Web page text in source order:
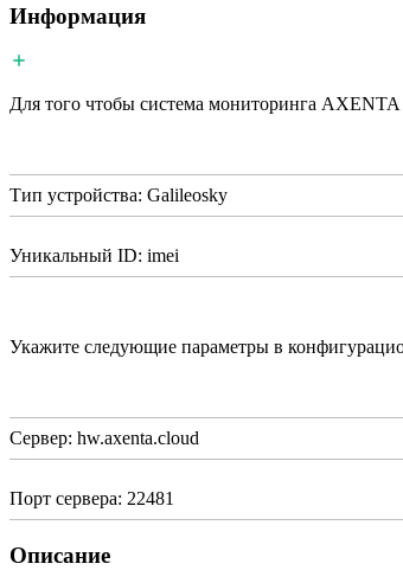
Информация
Для того чтобы система мониторинга
Тип устройства: Galileosky
Уникальный ID: imei
Укажите следующие параметры в
Сервер: hw.axenta.cloud
Порт сервера: 22481
Описание